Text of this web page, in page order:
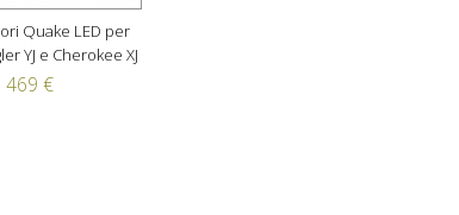
Quake LED per
YJ e Cherokee XJ
469 €